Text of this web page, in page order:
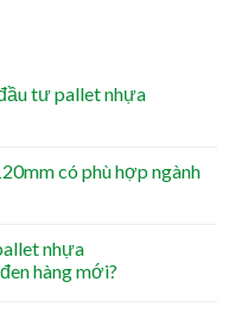
tư pallet nhựa
có phù hợp ngành
nhựa
hàng mới?